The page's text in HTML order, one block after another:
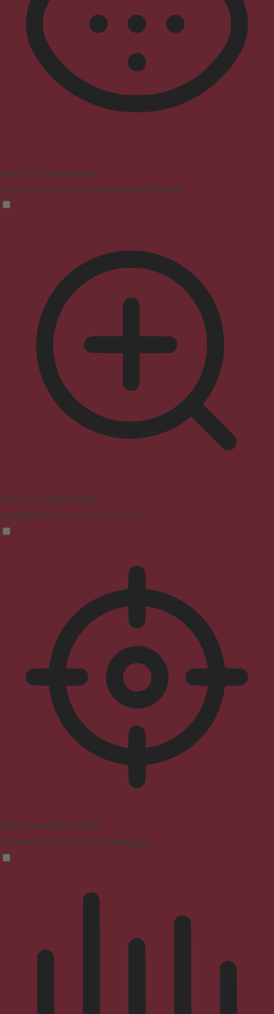
Modus für Sehbehinderte
Verbessert die visuelle Darstellung der Website
Profil für Anfallssicherheit
Beseitigt Blitze und reduziert Farben
ADHD-freundlicher Modus
Fokussiertes Surfen, ohne Ablenkungen